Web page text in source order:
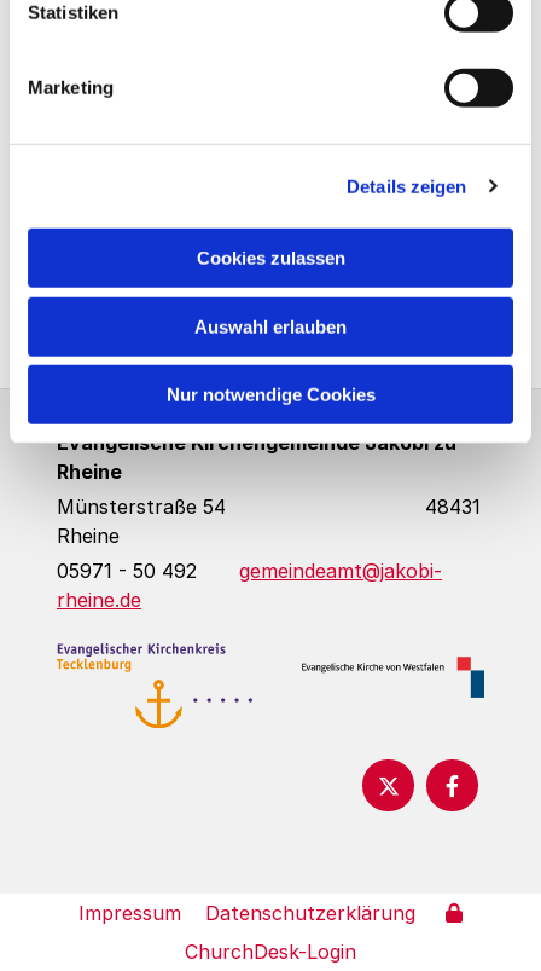
Statistiken
Marketing
Details zeigen
Cookies zulassen
Auswahl erlauben
Nur notwendige Cookies
Evangelische Kirchengemeinde Jakobi zu
Rheine
Münsterstraße 54 48431
Rheine
05971 - 50 492 gemeindeamt@jakobi-
rheine.de
Impressum
Datenschutzerklärung
ChurchDesk-Login